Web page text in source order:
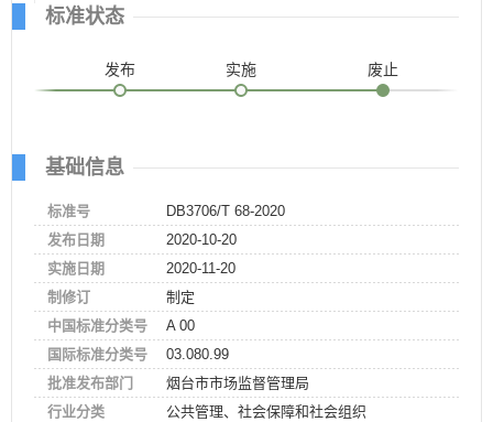
标准状态
发布 实施 废止
基础信息
标准号
DB3706/T 68-2020
发布日期
2020-10-20
实施日期
2020-11-20
制修订
制定
中国标准分类号
A 00
国际标准分类号
03.080.99
批准发布部门
烟台市市场监督管理局
行业分类
公共管理、社会保障和社会组织